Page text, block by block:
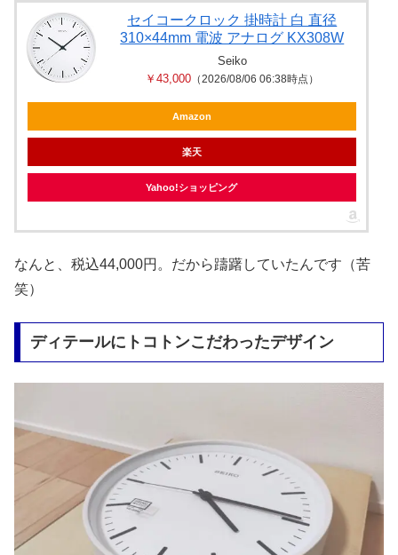
セイコークロック 掛時計 白 直径
310×44mm 電波 アナログ KX308W
Seiko
￥43,000 （2026/08/06 06:38時点）
Amazon
楽天
Yahoo!ショッピング
なんと、税込44,000円。だから躊躇していたんです（苦
笑）
ディテールにトコトンこだわったデザイン